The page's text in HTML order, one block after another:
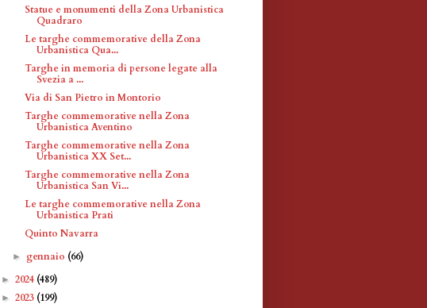
Statue e monumenti della Zona Urbanistica
Quadraro
Le targhe commemorative della Zona
Urbanistica Qua...
Targhe in memoria di persone legate alla
Svezia a ...
Via di San Pietro in Montorio
Targhe commemorative nella Zona
Urbanistica Aventino
Targhe commemorative nella Zona
Urbanistica XX Set...
Targhe commemorative nella Zona
Urbanistica San Vi...
Le targhe commemorative nella Zona
Urbanistica Prati
Quinto Navarra
► gennaio (66)
► 2024 (489)
► 2023 (199)